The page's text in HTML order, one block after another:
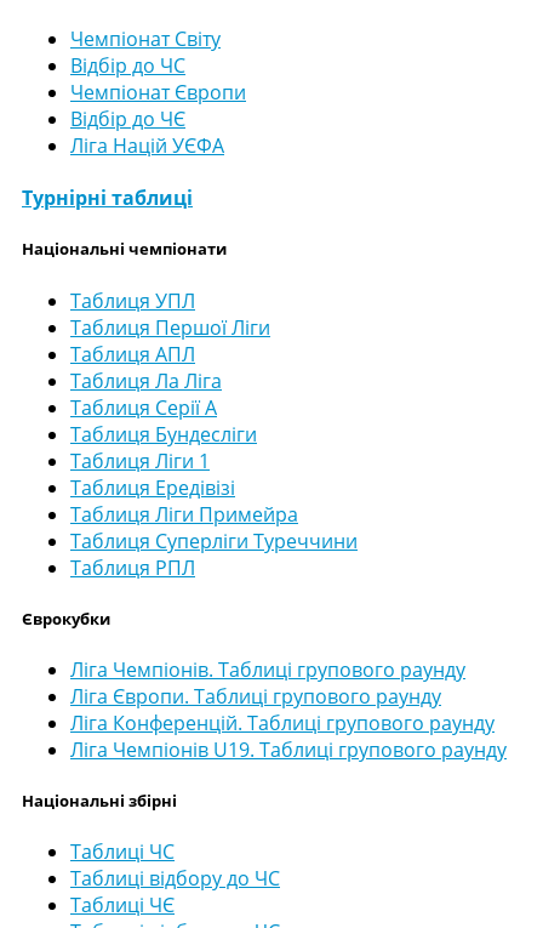
Чемпіонат Світу
Відбір до ЧС
Чемпіонат Європи
Відбір до ЧЄ
Ліга Націй УЄФА
Турнірні таблиці
Національні чемпіонати
Таблиця УПЛ
Таблиця Першої Ліги
Таблиця АПЛ
Таблиця Ла Ліга
Таблиця Серії А
Таблиця Бундесліги
Таблиця Ліги 1
Таблиця Ередівізі
Таблиця Ліги Примейра
Таблиця Суперліги Туреччини
Таблиця РПЛ
Єврокубки
Ліга Чемпіонів. Таблиці групового раунду
Ліга Європи. Таблиці групового раунду
Ліга Конференцій. Таблиці групового раунду
Ліга Чемпіонів U19. Таблиці групового раунду
Національні збірні
Таблиці ЧС
Таблиці відбору до ЧС
Таблиці ЧЄ